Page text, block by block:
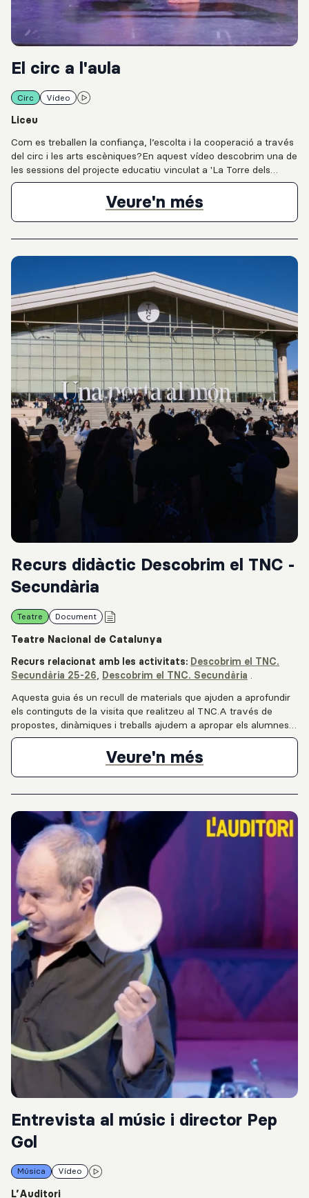
El circ a l'aula
Circ Vídeo
Liceu
Com es treballen la confiança, l’escolta i la cooperació a través
del circ i les arts escèniques?En aquest vídeo descobrim una de
les sessions del projecte educatiu vinculat a 'La Torre dels
Somnis', producció de LiceuAprèn del Gran Teatre del Liceu,
amb l’artista i formador de circ Toni Gutiérrez a l’Institut Vall
d’Hebron. A través de dinàmiques corporals, exercicis de
moviment i treball en grup, l’alumnat explora valors com la
confiança, el respecte, l’equilibri, la coordinació, l’autoestima i la
escèniques per fomentar la creativitat i el creixement col·lectiu
Veure'n més
Recurs didàctic Descobrim el TNC -
Secundària
Teatre Document
Teatre Nacional de Catalunya
Recurs relacionat amb les activitats: Descobrim el TNC.
Secundària 25-26 Descobrim el TNC. Secundària
Aquesta guia és un recull de materials que ajuden a aprofundir
els continguts de la visita que realitzeu al TNC.A través de
propostes, dinàmiques i treballs ajudem a apropar els alumnes
al món teatral d’una manera més participativa i activa.Si, a
més, voleu treballar d’una manera diferent a la proposada,
podeu posar-vos en contacte amb nosaltres i us assessorarem
sobre el material educatiu i les dinàmiques per adequar-les en
cada cas.
Veure'n més
Entrevista al músic i director Pep
Gol
Música Vídeo
L’Auditori